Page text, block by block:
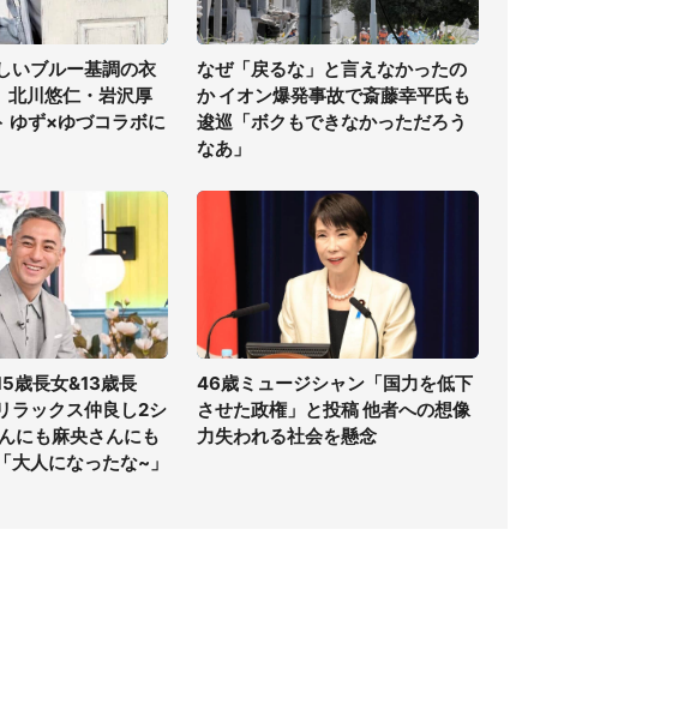
いブルー基調の衣
北川悠仁・岩沢厚
ゆず×ゆづコラボに
なぜ「戻るな」と言えなかったの
か イオン爆発事故で斎藤幸平氏も
逡巡「ボクもできなかっただろう
なあ」
歳長女&13歳長
ラックス仲良し2シ
にも麻央さんにも
大人になったな~」
46歳ミュージシャン「国力を低下
させた政権」と投稿 他者への想像
力失われる社会を懸念